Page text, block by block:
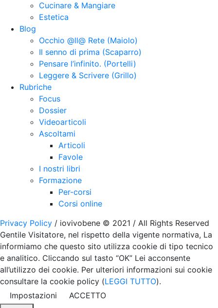
Cucinare & Mangiare
Estetica
Blog
Occhio @ll@ Rete (Maiolo)
Il senno di prima (Scaparro)
Pensare l’infinito. (Portelli)
Leggere & Scrivere (Grillo)
Rubriche
Focus
Dossier
Videoarticoli
Ascoltami
Articoli
Favole
I nostri libri
Formazione
Per-corsi
Corsi online
Privacy Policy / iovivobene © 2021 / All Rights Reserved
Gentile Visitatore, nel rispetto della vigente normativa, La
informiamo che questo sito utilizza cookie di tipo tecnico
e analitico. Cliccando sul tasto “OK” Lei acconsente
all’utilizzo dei cookie. Per ulteriori informazioni sui cookie
consultare la cookie policy (LEGGI TUTTO).
Impostazioni
ACCETTO